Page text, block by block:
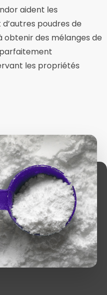
aident les
poudres de
des mélanges de
les propriétés